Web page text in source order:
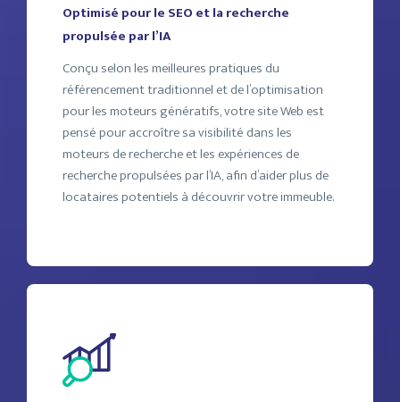
Optimisé pour le SEO et la recherche
propulsée par l’IA
Conçu selon les meilleures pratiques du
référencement traditionnel et de l’optimisation
pour les moteurs génératifs, votre site Web est
pensé pour accroître sa visibilité dans les
moteurs de recherche et les expériences de
recherche propulsées par l’IA, afin d’aider plus de
locataires potentiels à découvrir votre immeuble.